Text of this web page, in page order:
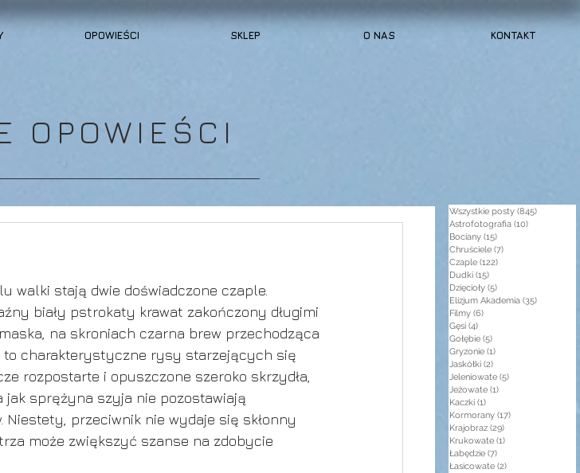
OPOWIEŚCI SKLEP O NAS KONTAKT
OPOWIEŚCI
walki stają dwie doświadczone czaple.
biały pstrokaty krawat zakończony długimi
na skroniach czarna brew przechodząca
to charakterystyczne rysy starzejących się
rozpostarte i opuszczone szeroko skrzydła,
sprężyna szyja nie pozostawiają
przeciwnik nie wydaje się skłonny
może zwiększyć szanse na zdobycie
Wszystkie posty (845)
Astrofotografia (10)
Bociany (15)
Chruściele (7)
Czaple (122)
Dudki (15)
Dzięcioły (5)
Elizjum Akademia (35)
Filmy (6)
Gęsi (4)
Gołębie (5)
Gryzonie (1)
Jaskółki (2)
Jeleniowate (5)
Jeżowate (1)
Kaczki (1)
Kormorany (17)
Krajobraz (29)
Krukowate (1)
Łabędzie (7)
Łasicowate (2)